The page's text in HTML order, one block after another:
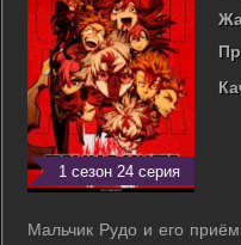
1 сезон 24 серия
Мальчик Рудо и его